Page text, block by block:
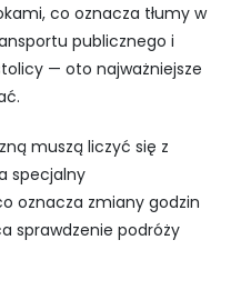
co oznacza tłumy w
publicznego i
— oto najważniejsze
muszą liczyć się z
specjalny
oznacza zmiany godzin
sprawdzenie podróży